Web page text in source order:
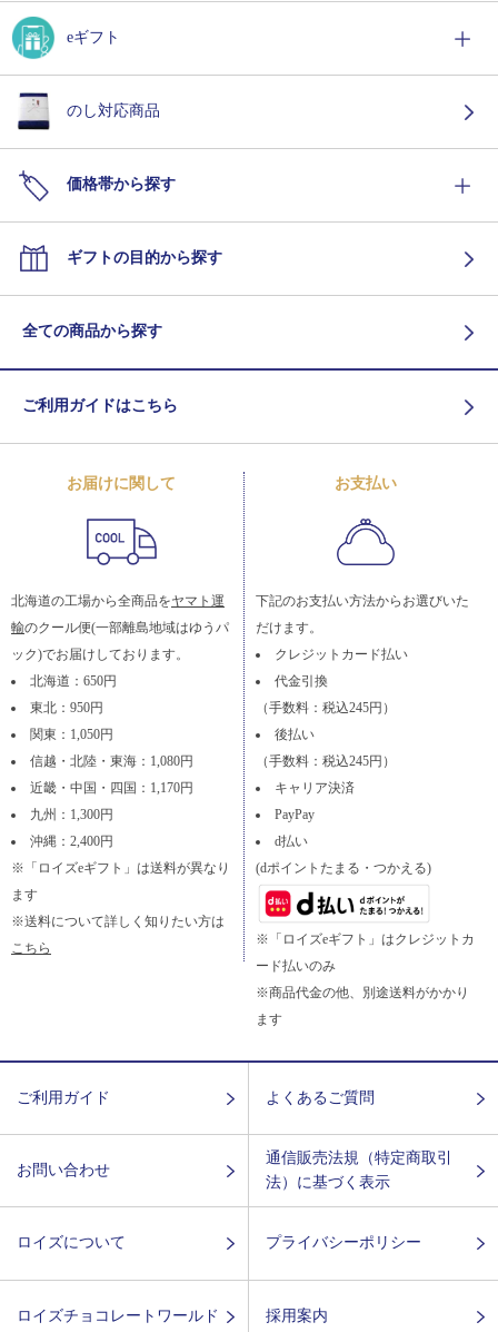
eギフト
のし対応商品
価格帯から探す
ギフトの目的から探す
全ての商品から探す
ご利用ガイドはこちら
お届けに関して
北海道の工場から全商品をヤマト運
輸のクール便(一部離島地域はゆうパ
ック)でお届けしております。
北海道：650円
東北：950円
関東：1,050円
信越・北陸・東海：1,080円
近畿・中国・四国：1,170円
九州：1,300円
沖縄：2,400円
※「ロイズeギフト」は送料が異なり
ます
※送料について詳しく知りたい方は
こちら
お支払い
下記のお支払い方法からお選びいた
だけます。
クレジットカード払い
代金引換
（手数料：税込245円）
後払い
（手数料：税込245円）
キャリア決済
PayPay
d払い
(dポイントたまる・つかえる)
※「ロイズeギフト」はクレジットカ
ード払いのみ
※商品代金の他、別途送料がかかり
ます
ご利用ガイド よくあるご質問
お問い合わせ
通信販売法規（特定商取引
法）に基づく表示
ロイズについて プライバシーポリシー
ロイズチョコレートワールド 採用案内